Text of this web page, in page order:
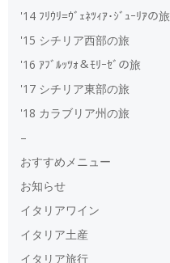
'14 ﾌﾘｳﾘ=ｳﾞｪﾈﾂｨｱ･ｼﾞｭｰﾘｱの旅
'15 シチリア西部の旅
'16 ｱﾌﾞﾙｯﾂｫ＆ﾓﾘｰｾﾞの旅
'17 シチリア東部の旅
'18 カラブリア州の旅
–
おすすめメニュー
お知らせ
イタリアワイン
イタリア土産
イタリア旅行